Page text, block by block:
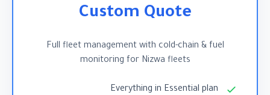
Custom Quote
Full fleet management with cold-chain & fuel
monitoring for Nizwa fleets
Everything in Essential plan